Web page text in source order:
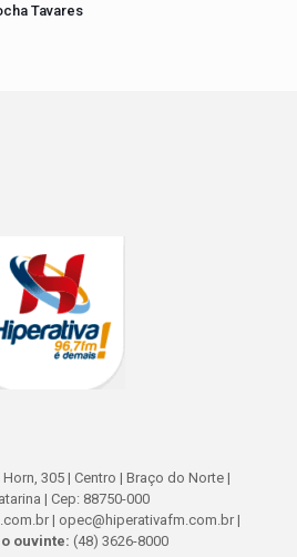
Tavares
305 | Centro | Braço do Norte |
| Cep: 88750-000
| opec@hiperativafm.com.br |
ouvinte: (48) 3626-8000